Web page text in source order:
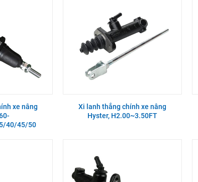
xe nâng
40/45/50
Xi lanh thắng chính xe nâng
Hyster, H2.00~3.50FT